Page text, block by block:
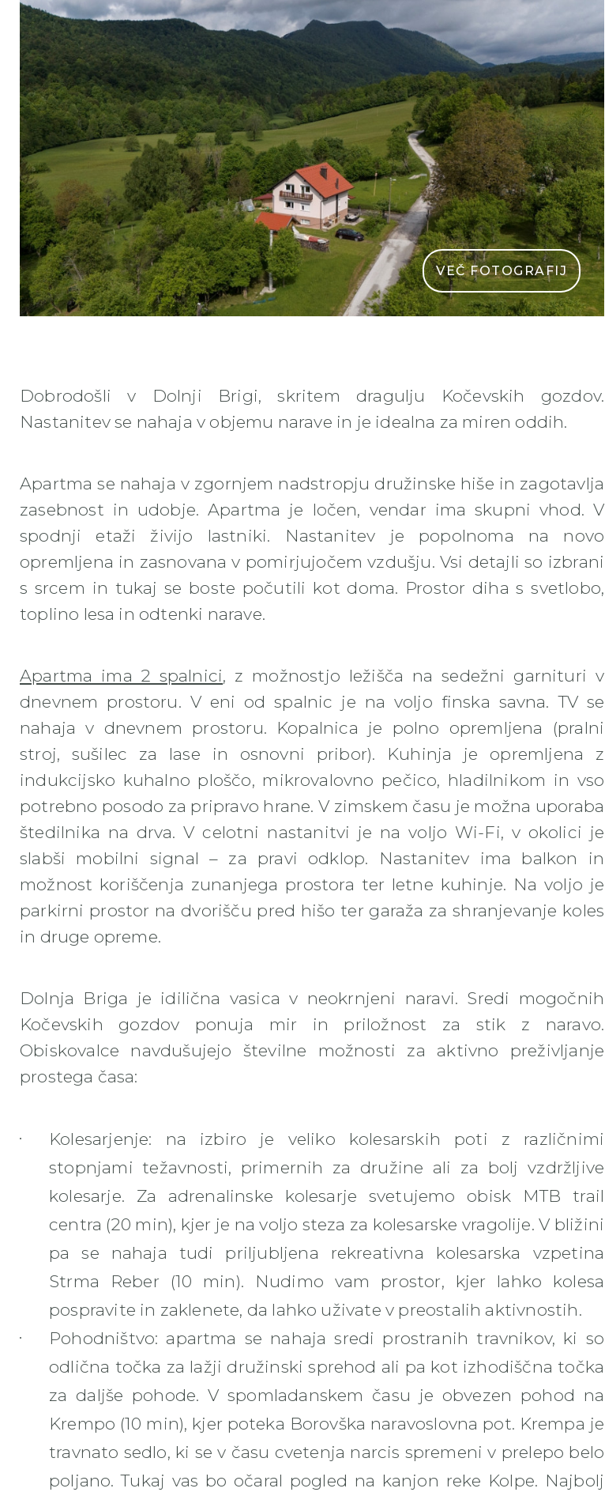
VEČ FOTOGRAFIJ
Dobrodošli v Dolnji Brigi, skritem dragulju Kočevskih gozdov.
Nastanitev se nahaja v objemu narave in je idealna za miren oddih.
Apartma se nahaja v zgornjem nadstropju družinske hiše in zagotavlja
zasebnost in udobje. Apartma je ločen, vendar ima skupni vhod. V
spodnji etaži živijo lastniki. Nastanitev je popolnoma na novo
opremljena in zasnovana v pomirjujočem vzdušju. Vsi detajli so izbrani
s srcem in tukaj se boste počutili kot doma. Prostor diha s svetlobo,
toplino lesa in odtenki narave.
Apartma ima 2 spalnici, z možnostjo ležišča na sedežni garnituri v
dnevnem prostoru. V eni od spalnic je na voljo finska savna. TV se
nahaja v dnevnem prostoru. Kopalnica je polno opremljena (pralni
stroj, sušilec za lase in osnovni pribor). Kuhinja je opremljena z
indukcijsko kuhalno ploščo, mikrovalovno pečico, hladilnikom in vso
potrebno posodo za pripravo hrane. V zimskem času je možna uporaba
štedilnika na drva. V celotni nastanitvi je na voljo Wi-Fi, v okolici je
slabši mobilni signal – za pravi odklop. Nastanitev ima balkon in
možnost koriščenja zunanjega prostora ter letne kuhinje. Na voljo je
parkirni prostor na dvorišču pred hišo ter garaža za shranjevanje koles
in druge opreme.
Dolnja Briga je idilična vasica v neokrnjeni naravi. Sredi mogočnih
Kočevskih gozdov ponuja mir in priložnost za stik z naravo.
Obiskovalce navdušujejo številne možnosti za aktivno preživljanje
prostega časa:
Kolesarjenje: na izbiro je veliko kolesarskih poti z različnimi
stopnjami težavnosti, primernih za družine ali za bolj vzdržljive
kolesarje. Za adrenalinske kolesarje svetujemo obisk MTB trail
centra (20 min), kjer je na voljo steza za kolesarske vragolije. V bližini
pa se nahaja tudi priljubljena rekreativna kolesarska vzpetina
Strma Reber (10 min). Nudimo vam prostor, kjer lahko kolesa
pospravite in zaklenete, da lahko uživate v preostalih aktivnostih.
Pohodništvo: apartma se nahaja sredi prostranih travnikov, ki so
odlična točka za lažji družinski sprehod ali pa kot izhodiščna točka
za daljše pohode. V spomladanskem času je obvezen pohod na
Krempo (10 min), kjer poteka Borovška naravoslovna pot. Krempa je
travnato sedlo, ki se v času cvetenja narcis spremeni v prelepo belo
poljano. Tukaj vas bo očaral pogled na kanjon reke Kolpe. Najbolj